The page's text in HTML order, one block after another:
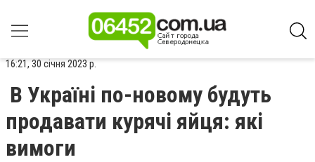
16:21, 30 січня 2023 р.
В Україні по-новому будуть
продавати курячі яйця: які
вимоги